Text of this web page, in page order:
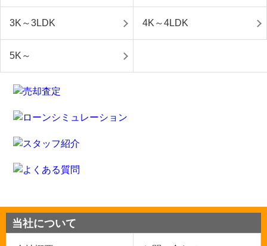
3K～3LDK 4K～4LDK
5K～
当社について